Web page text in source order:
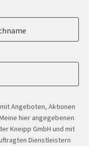
Angeboten, Aktionen
hier angegebenen
Kneipp GmbH und mit
Dienstleistern